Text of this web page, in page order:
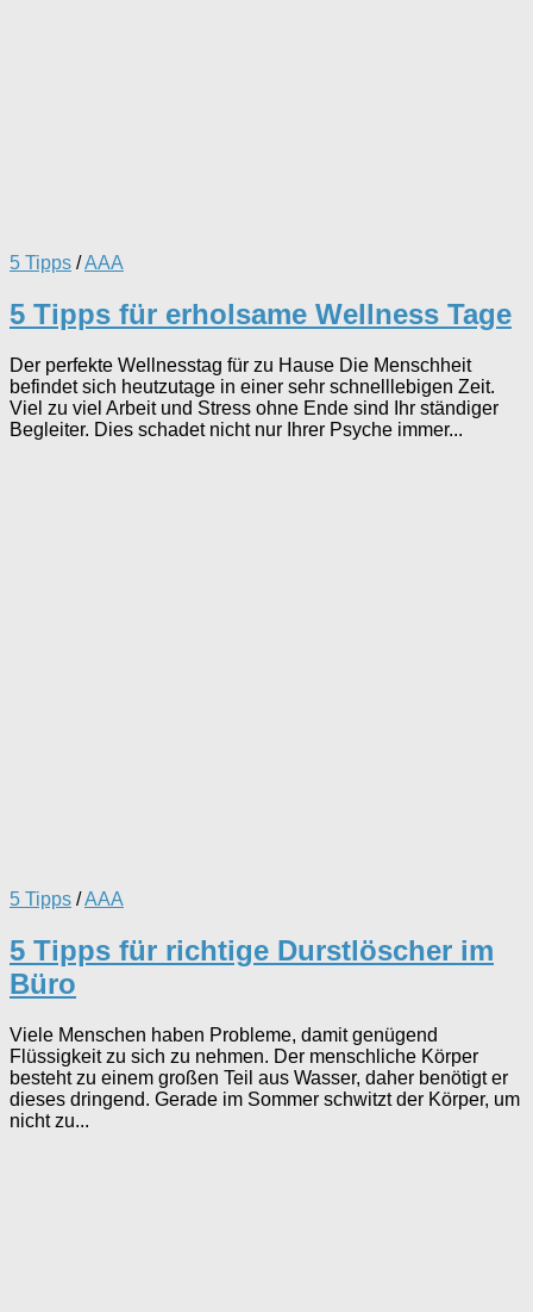
5 Tipps /AAA
5 Tipps für erholsame Wellness Tage
Der perfekte Wellnesstag für zu Hause Die Menschheit
befindet sich heutzutage in einer sehr schnelllebigen Zeit.
Viel zu viel Arbeit und Stress ohne Ende sind Ihr ständiger
Begleiter. Dies schadet nicht nur Ihrer Psyche immer...
5 Tipps /AAA
5 Tipps für richtige Durstlöscher im
Büro
Viele Menschen haben Probleme, damit genügend
Flüssigkeit zu sich zu nehmen. Der menschliche Körper
besteht zu einem großen Teil aus Wasser, daher benötigt er
dieses dringend. Gerade im Sommer schwitzt der Körper, um
nicht zu...